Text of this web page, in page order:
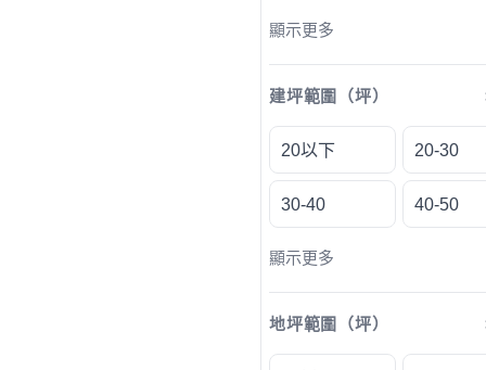
顯示更多
建坪範圍（坪）
20以下 20-30
30-40 40-50
顯示更多
地坪範圍（坪）